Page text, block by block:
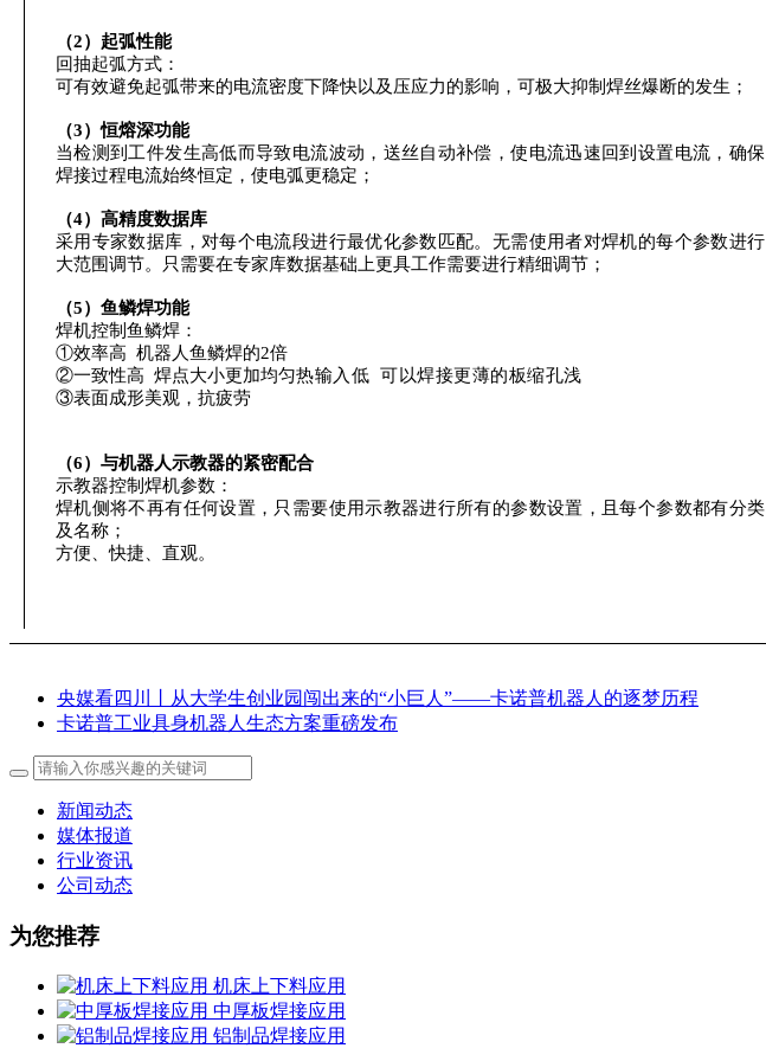
（2）起弧性能
回抽起弧方式：
可有效避免起弧带来的电流密度下降快以及压应力的影响，可极大抑制焊丝爆断的发生；
（3）恒熔深功能
当检测到工件发生高低而导致电流波动，送丝自动补偿，使电流迅速回到设置电流，确保
焊接过程电流始终恒定，使电弧更稳定；
（4）高精度数据库
采用专家数据库，对每个电流段进行最优化参数匹配。无需使用者对焊机的每个参数进行
大范围调节。只需要在专家库数据基础上更具工作需要进行精细调节；
（5）鱼鳞焊功能
焊机控制鱼鳞焊：
①效率高 机器人鱼鳞焊的2倍
②一致性高 焊点大小更加均匀热输入低 可以焊接更薄的板缩孔浅
③表面成形美观，抗疲劳
（6）与机器人示教器的紧密配合
示教器控制焊机参数：
焊机侧将不再有任何设置，只需要使用示教器进行所有的参数设置，且每个参数都有分类
及名称；
方便、快捷、直观。
央媒看四川丨从大学生创业园闯出来的“小巨人”——卡诺普机器人的逐梦历程
卡诺普工业具身机器人生态方案重磅发布
新闻动态
媒体报道
行业资讯
公司动态
为您推荐
机床上下料应用
中厚板焊接应用
铝制品焊接应用